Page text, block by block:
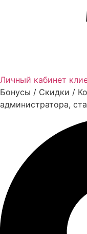
Личный кабинет
Бонусы / Скидки /
администратора,